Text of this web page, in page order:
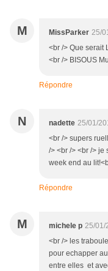
M MissParker 25/
<br /> Que serait
<br /> BISOUS
Répondre
N nadette 25/01/
<br /> supers
/> <br /> <br /> je
week end au
Répondre
M michele p 25/01/
<br /> les
pour echapper
entre elles et